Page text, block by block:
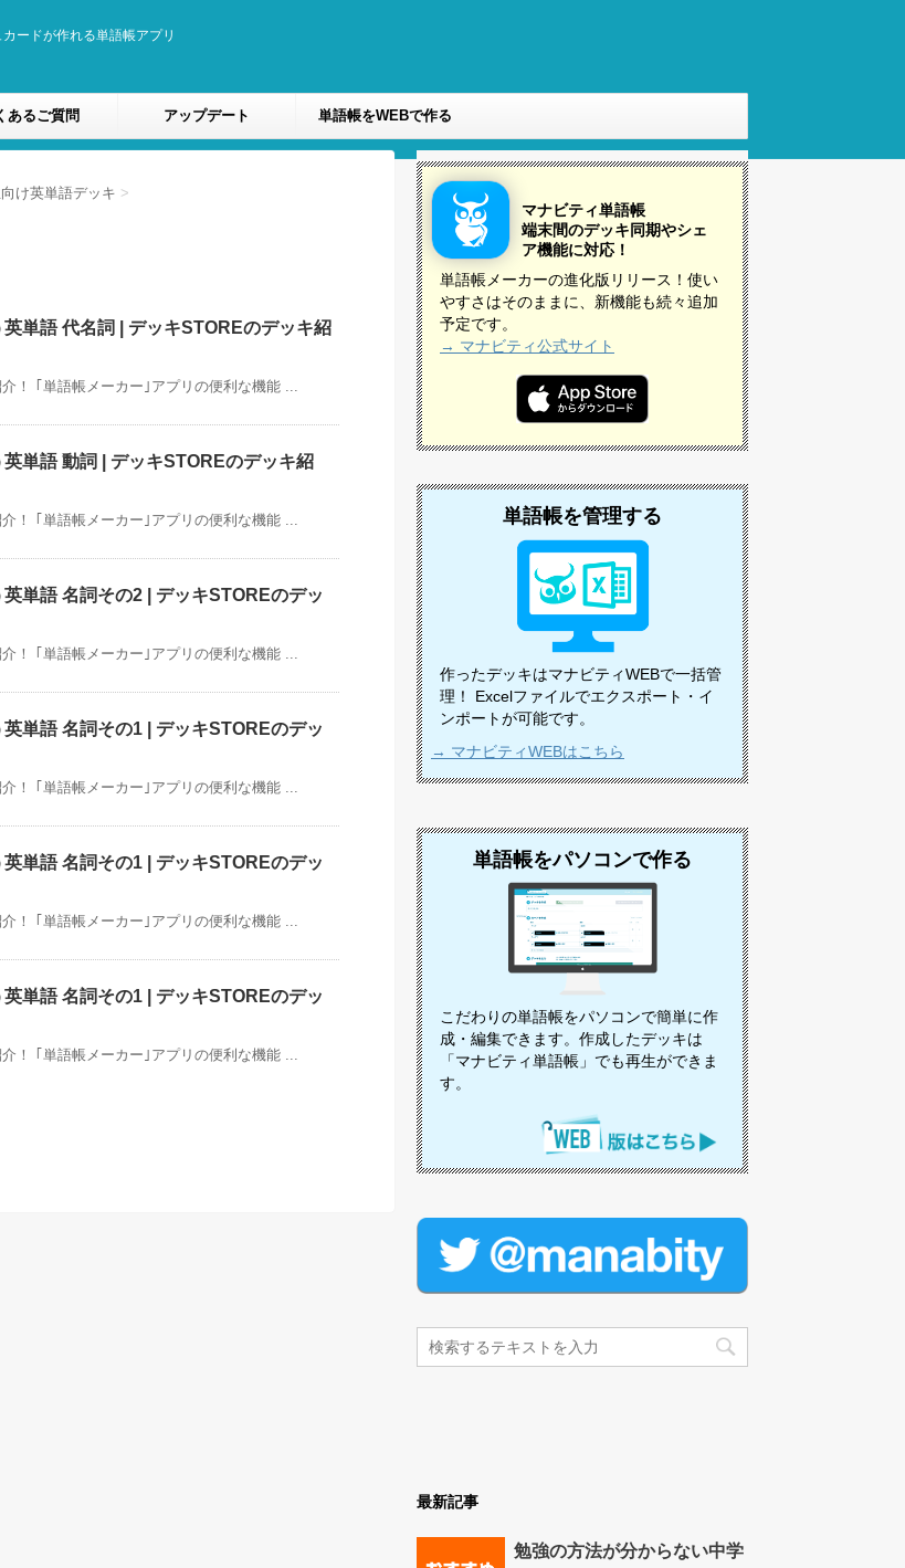
ードが作れる単語帳アプリ
あるご質問 アップデート 単語帳をWEBで作る
け英単語デッキ >
単語 代名詞 | デッキSTOREのデッキ紹
！ ｢単語帳メーカー｣アプリの便利な機能 ...
単語 動詞 | デッキSTOREのデッキ紹
！ ｢単語帳メーカー｣アプリの便利な機能 ...
単語 名詞その2 | デッキSTOREのデッ
！ ｢単語帳メーカー｣アプリの便利な機能 ...
単語 名詞その1 | デッキSTOREのデッ
！ ｢単語帳メーカー｣アプリの便利な機能 ...
単語 名詞その1 | デッキSTOREのデッ
！ ｢単語帳メーカー｣アプリの便利な機能 ...
単語 名詞その1 | デッキSTOREのデッ
！ ｢単語帳メーカー｣アプリの便利な機能 ...
マナビティ単語帳
端末間のデッキ同期やシェ
ア機能に対応！
単語帳メーカーの進化版リリース！使い
やすさはそのままに、新機能も続々追加
予定です。
→ マナビティ公式サイト
単語帳を管理する
作ったデッキはマナビティWEBで一括管
理！ Excelファイルでエクスポート・イ
ンポートが可能です。
→ マナビティWEBはこちら
単語帳をパソコンで作る
こだわりの単語帳をパソコンで簡単に作
成・編集できます。作成したデッキは
「マナビティ単語帳」でも再生ができま
す。
最新記事
勉強の方法が分からない中学